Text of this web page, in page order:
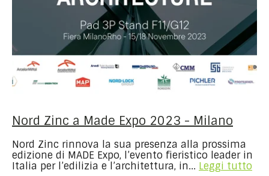
Nord Zinc a Made Expo 2023 - Milano
Nord Zinc rinnova la sua presenza alla prossima
edizione di MADE Expo, l’evento fieristico leader in
Italia per l’edilizia e l’architettura, in... Leggi tutto